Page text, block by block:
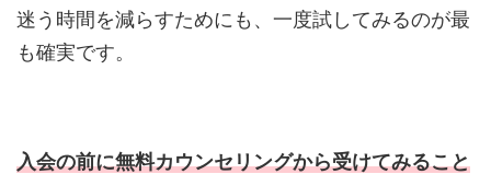
迷う時間を減らすためにも、一度試してみるのが最
も確実です。
入会の前に無料カウンセリングから受けてみること